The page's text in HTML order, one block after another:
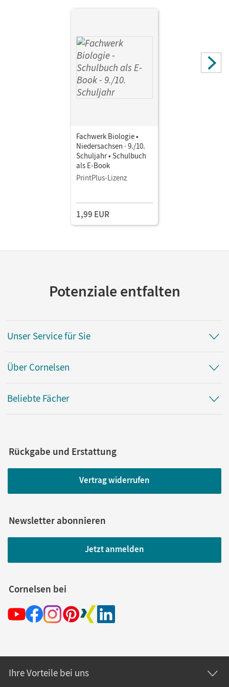
Fachwerk Biologie •
Niedersachsen · 9./10.
Schuljahr • Schulbuch
als E-Book
PrintPlus-Lizenz
1,99 EUR
Potenziale entfalten
Unser Service für Sie
Über Cornelsen
Beliebte Fächer
Rückgabe und Erstattung
Vertrag widerrufen
Newsletter abonnieren
Jetzt anmelden
Cornelsen bei
Ihre Vorteile bei uns